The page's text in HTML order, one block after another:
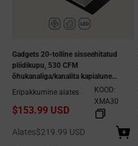
Gadgets 20-tolline sisseehitatud
pliidikupu, 530 CFM
õhukanaliga/kanalita kapialune
ventilatsioonikupu, roostevabast
terasest, 3-kiirusega
väljatõmbeventilaator,
nupuvajutusega juhtimine, LED-
valgustus - must
Eripakkumine alates
$153.99 USD
KOOD:
XMA30
Allahindlushind
Alates$219.99 USD